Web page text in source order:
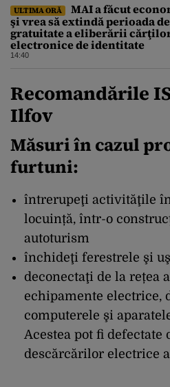
ULTIMA ORĂ
MAI a făcut
şi vrea să extindă perioada de
gratuitate a eliberării
electronice de identitate
14:40
Recomandările
Ilfov
Măsuri în cazul
furtuni:
întrerupeţi activităţile
locuință, într-o
autoturism
închideţi ferestrele şi
deconectaţi de la rețea
echipamente electrice,
computerele şi
Acestea pot fi defectate
descărcărilor electrice